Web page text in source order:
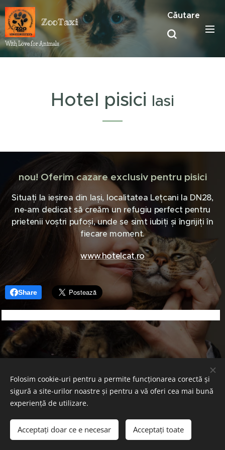
ZooTaxi
With Love for Animals ❤️
Căutare
Hotel pisici Iasi
nou! Oferim cazare exclusiv pentru pisici
Situați la ieșirea din Iași, localitatea Lețcani la DN28,
ne-am dedicat să creăm un refugiu perfect pentru
prietenii voștri pufoși, unde se simt iubiți și îngrijiți în
fiecare moment.
www.hotelcat.ro
Share
Transport câini pisici - Transport animale de companie
Cookie-uri
Folosim cookie-uri pentru a permite funcționarea corectă și
sigură a site-urilor noastre și pentru a vă oferi cea mai bună
experiență de utilizare.
Acceptați doar ce e necesar Acceptați toate